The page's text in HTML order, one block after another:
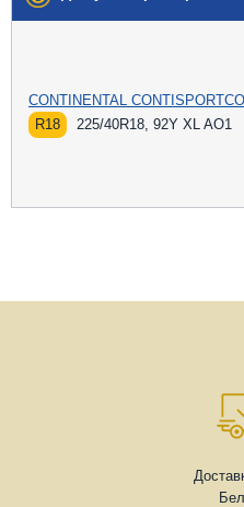
CONTINENTAL
R18
225/40R18, 92Y XL AO1